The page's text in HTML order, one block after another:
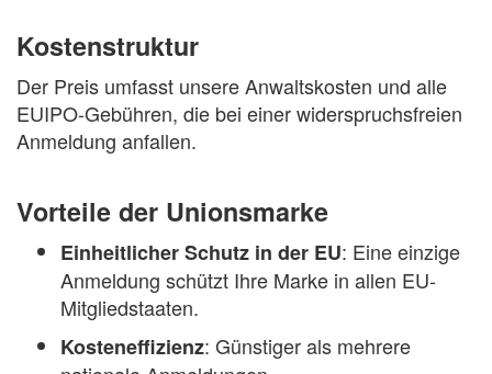
Kostenstruktur
Der Preis umfasst unsere Anwaltskosten und alle
EUIPO-Gebühren, die bei einer widerspruchsfreien
Anmeldung anfallen.
Vorteile der Unionsmarke
Einheitlicher Schutz in der EU: Eine einzige
Anmeldung schützt Ihre Marke in allen EU-
Mitgliedstaaten.
Kosteneffizienz: Günstiger als mehrere